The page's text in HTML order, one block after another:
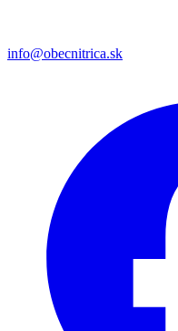
info@obecnitrica.sk